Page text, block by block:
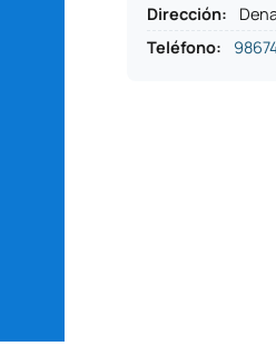
Dirección:
Teléfono: